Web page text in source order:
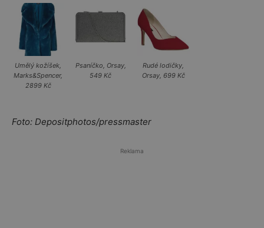
Umělý kožíšek,
Marks&Spencer,
2899 Kč
Psaníčko, Orsay,
549 Kč
Rudé lodičky,
Orsay, 699 Kč
Foto: Depositphotos/pressmaster
Reklama